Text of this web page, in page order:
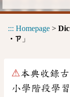
::: Homepage >
˙ㄗ 」
⚠本典收錄
小學階段學